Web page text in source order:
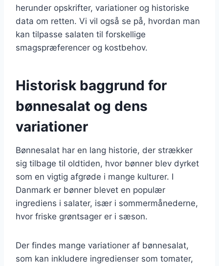
herunder opskrifter, variationer og historiske
data om retten. Vi vil også se på, hvordan man
kan tilpasse salaten til forskellige
smagspræferencer og kostbehov.
Historisk baggrund for
bønnesalat og dens
variationer
Bønnesalat har en lang historie, der strækker
sig tilbage til oldtiden, hvor bønner blev dyrket
som en vigtig afgrøde i mange kulturer. I
Danmark er bønner blevet en populær
ingrediens i salater, især i sommermånederne,
hvor friske grøntsager er i sæson.
Der findes mange variationer af bønnesalat,
som kan inkludere ingredienser som tomater,